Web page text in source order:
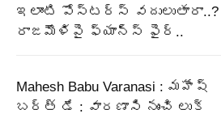
ఇలాంటి పోస్టర్స్ వదులుతారా..?
రాజమౌళిపై ఫ్యాన్స్ ఫైర్..
Mahesh Babu Varanasi : మహేష్
బర్త్ డే : వారణాసి నుంచి లుక్